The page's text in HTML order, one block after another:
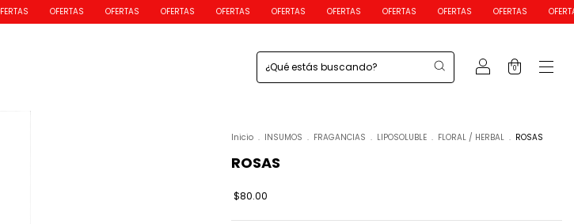
OFERTAS OFERTAS OFERTAS OFERTAS OFERTAS OFERTAS OFERTAS OFERTAS OFERTAS OFERTAS
0
Inicio . INSUMOS . FRAGANCIAS . LIPOSOLUBLE . FLORAL / HERBAL . ROSAS
ROSAS
$80.00